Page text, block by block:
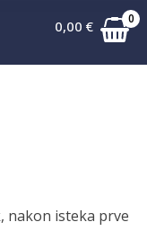
0,00 € 0
nakon isteka prve